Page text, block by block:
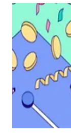
수준에 따라 등록금을
재단을 통해 신청하며
한국장학재단 * 지원
생)* 대한민국 국적 소
학기 12학점 ..